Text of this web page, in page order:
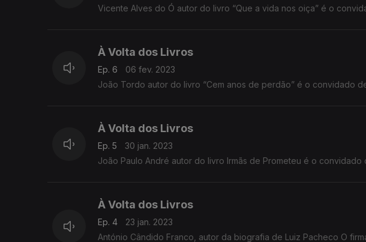
Vicente Alves do Ó autor do livro “Que a vida nos oiça” é o
À Volta dos Livros
Ep. 6
06 fev. 2023
João Tordo autor do livro “Cem anos de perdão” é o convidado
À Volta dos Livros
Ep. 5
30 jan. 2023
João Paulo André autor do livro
À Volta dos Livros
Ep. 4
23 jan. 2023
António Cândido Franco, autor da biografia de Luiz Pacheco O